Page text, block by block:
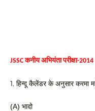
JSSC कनीय अभियंता परीक्षा-2014
1. हिन्दू कैलेंडर के अनुसार करमा
(A) भादो